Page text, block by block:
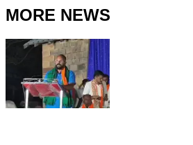
MORE NEWS